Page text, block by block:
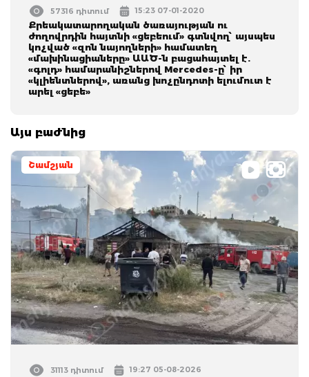
57316 դիտում 15:23 07-01-2020
Քրեակատարողական ծառայության ու
ժողովրդին հայտնի «ցեբեում» գտնվող՝ այսպես
կոչված «զոն նայողների» համատեղ
«մախինացիաները» ԱԱԾ-ն բացահայտել է.
«գոլդ» համարանիշներով Mercedes-ը՝ իր
«կլիենտներով», առանց խոչընդոտի ելումուտ է
արել «ցեբե»
Այս բաժնից
Շամշյան
31113 դիտում 19:27 05-08-2026